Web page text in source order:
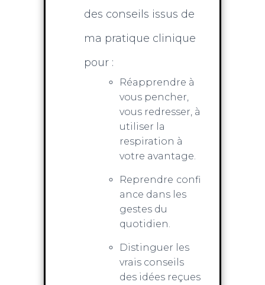
des conseils issus de
ma pratique clinique
pour :
Réapprendre à
vous pencher,
vous redresser, à
utiliser la
respiration à
votre avantage.
Reprendre confi
ance dans les
gestes du
quotidien.
Distinguer les
vrais conseils
des idées reçues